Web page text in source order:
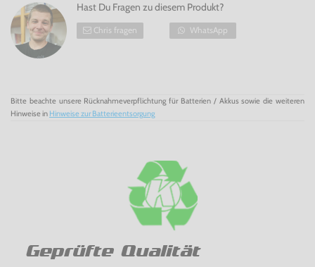
Hast Du Fragen zu diesem Produkt?
Chris fragen WhatsApp
Bitte beachte unsere Rücknahmeverpflichtung für Batterien / Akkus sowie die weiteren
Hinweise in Hinweise zur Batterieentsorgung
Geprüfte Qualität